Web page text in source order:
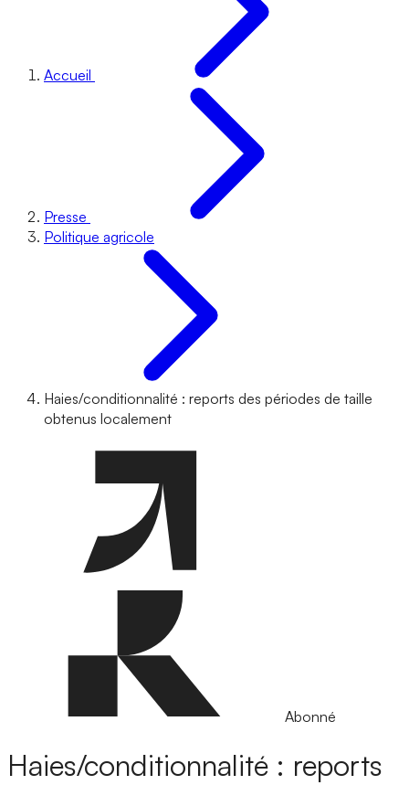
Accueil
Presse
Politique agricole
Haies/conditionnalité : reports des périodes de taille
obtenus localement
Abonné
Haies/conditionnalité : reports